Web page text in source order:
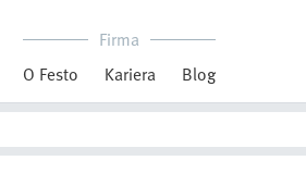
Firma
O Festo
Kariera Blog